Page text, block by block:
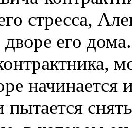
стресса,
его
начинается
пытается